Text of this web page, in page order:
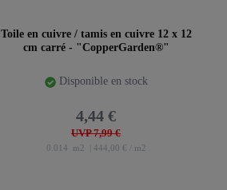
Toile en cuivre / tamis en cuivre 12 x 12
cm carré - "CopperGarden®"
Disponible en stock
UVP 7,99 €
4,44 €
0.014 m2 | 444,00 € / m2